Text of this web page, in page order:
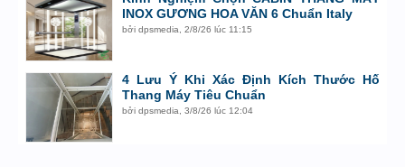
INOX GƯƠNG HOA VĂN 6 Chuẩn Italy
bởidpsmedia,2/8/26 lúc 11:15
4 Lưu Ý Khi Xác Định Kích Thước Hố
Thang Máy Tiêu Chuẩn
bởidpsmedia,3/8/26 lúc 12:04